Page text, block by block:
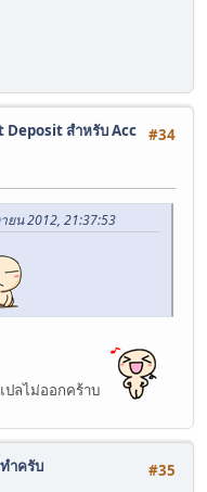
#34
Deposit สำหรับ Acc
ยน 2012, 21:37:53
ปลไม่ออกคร้าบ
#35
ำครับ